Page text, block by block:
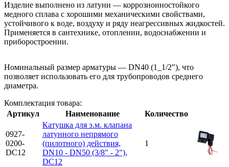
Изделие выполнено из латуни — коррозионностойкого
медного сплава с хорошими механическими свойствами,
устойчивого к воде, воздуху и ряду неагрессивных жидкостей.
Применяется в сантехнике, отоплении, водоснабжении и
приборостроении.
Номинальный размер арматуры — DN40 (1_1/2"), что
позволяет использовать его для трубопроводов среднего
диаметра.
Комплектация товара:
Артикул
Наименование Количество
0927-
0200-
DC12
Катушка для э.м. клапана
латунного непрямого
(пилотного) действия,
DN10 - DN50 (3/8" - 2"),
DC12
1